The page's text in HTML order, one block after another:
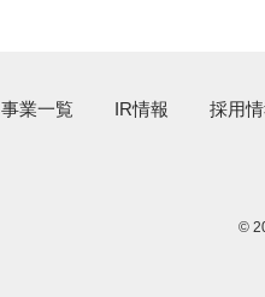
事業一覧 IR情報 採用
©